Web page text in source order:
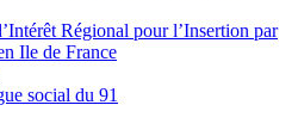
Régional pour l’Insertion par
Ile de France
social du 91